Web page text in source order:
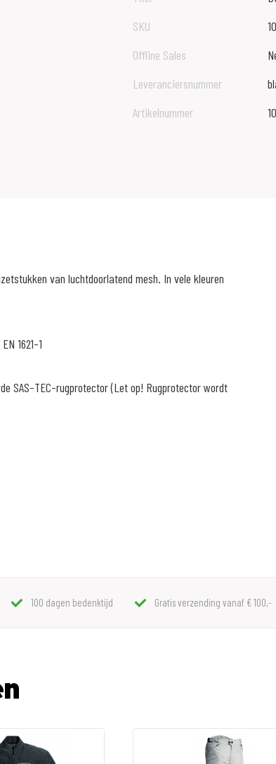
SKU
Offline Sales
Leveranciersnummer
Artikelnummer
van luchtdoorlatend mesh. In vele kleuren
1621-1
SAS-TEC-rugprotector (Let op! Rugprotector wordt
100 dagen bedenktijd Gratis verzending vanaf € 100,-